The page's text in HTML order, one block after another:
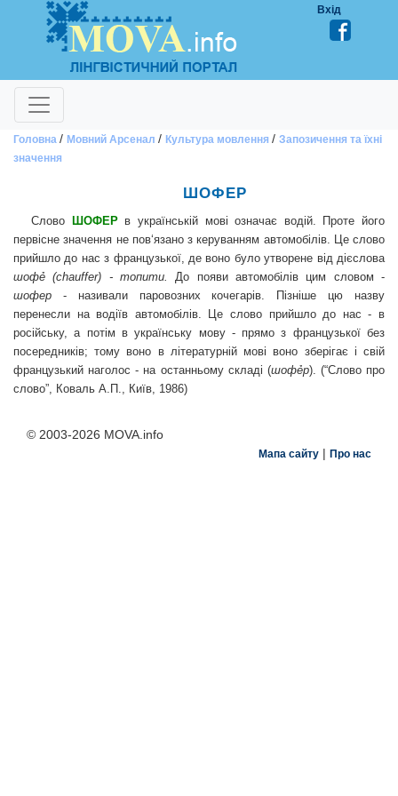
Вхід
Головна / Мовний Арсенал / Культура мовлення / Запозичення та їхні
значення
ШОФЕР
Cлово ШОФЕРв українській мові означає водій. Проте його
первісне значення не пов‘язано з керуванням автомобілів. Це слово
прийшло до нас з французької, де воно було утворене від дієслова
шофẻ (chauffer) - топити.
До появи автомобілів цим словом -
шофер - називали паровозних кочегарів. Пізніше цю назву
перенесли на водіїв автомобілів. Це слово прийшло до нас - в
російську, а потім в українську мову - прямо з французької без
посередників; тому воно в літературній мові воно зберігає і свій
французький наголос - на останньому складі (шофẻр). (“Слово про
слово”, Коваль А.П., Київ, 1986)
© 2003-2026 MOVA.info
Мапа сайту | Про нас